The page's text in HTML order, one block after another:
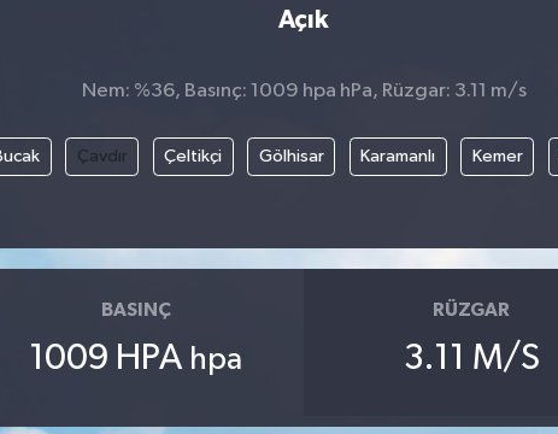
Açık
Nem: %36, Basınç: 1009 hpa hPa, Rüzgar: 3.11 m/s
Çavdır Çeltikçi Gölhisar Karamanlı Kemer
BASINÇ
1009 HPA hpa
RÜZGAR
3.11 M/S